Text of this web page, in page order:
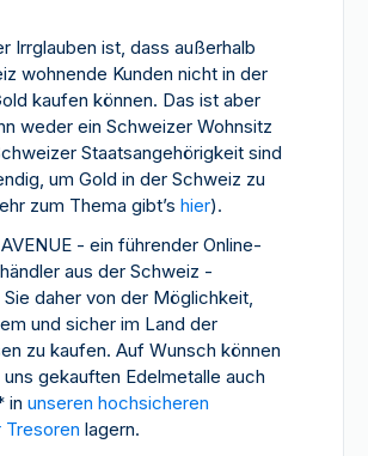
Irrglauben ist, dass außerhalb
wohnende Kunden nicht in der
kaufen können. Das ist aber
weder ein Schweizer Wohnsitz
Staatsangehörigkeit sind
um Gold in der Schweiz zu
zum Thema gibt’s hier).
- ein führender Online-
aus der Schweiz -
daher von der Möglichkeit,
und sicher im Land der
zu kaufen. Auf Wunsch können
gekauften Edelmetalle auch
in unseren hochsicheren
Tresoren lagern.